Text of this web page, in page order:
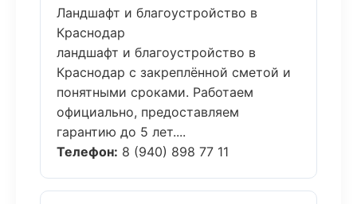
Ландшафт и благоустройство в
Краснодар
ландшафт и благоустройство в
Краснодар с закреплённой сметой и
понятными сроками. Работаем
официально, предоставляем
гарантию до 5 лет....
Телефон: 8 (940) 898 77 11